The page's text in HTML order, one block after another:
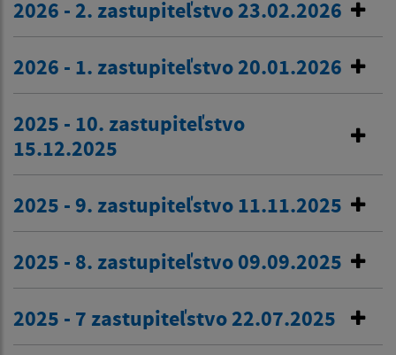
2026 - 2. zastupiteľstvo 23.02.2026
2026 - 1. zastupiteľstvo 20.01.2026
2025 - 10. zastupiteľstvo
15.12.2025
2025 - 9. zastupiteľstvo 11.11.2025
2025 - 8. zastupiteľstvo 09.09.2025
2025 - 7 zastupiteľstvo 22.07.2025